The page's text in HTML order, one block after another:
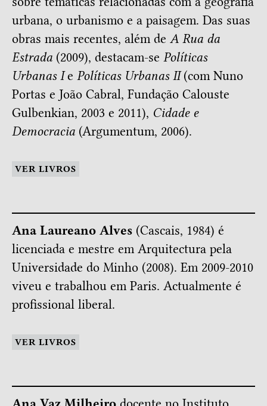
urbana, o urbanismo e a paisagem. Das suas
obras mais recentes, além de A Rua da
Estrada (2009), destacam-se Políticas
Urbanas Ie Políticas Urbanas II(com Nuno
Portas e João Cabral, Fundação Calouste
Gulbenkian, 2003 e 2011), Cidade e
Democracia (Argumentum, 2006).
VER LIVROS
Ana Laureano Alves (Cascais, 1984) é
licenciada e mestre em Arquitectura pela
Universidade do Minho (2008). Em 2009-2010
viveu e trabalhou em Paris. Actualmente é
profissional liberal.
VER LIVROS